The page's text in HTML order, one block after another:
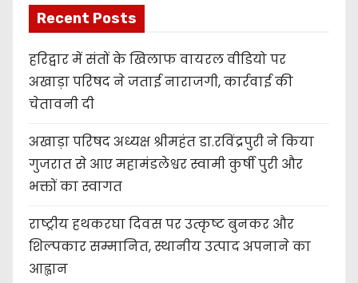
Recent Posts
हरिद्वार में संतों के खिलाफ वायरल वीडियो पर
अखाड़ा परिषद ने जताई नाराजगी, कार्रवाई की
चेतावनी दी
अखाड़ा परिषद अध्यक्ष श्रीमहंत डा.रविंद्रपुरी ने किया
गुजरात से आए महामंडलेश्वर स्वामी कुर्षी पुरी और
भक्तों का स्वागत
राष्ट्रीय हथकरघा दिवस पर उत्कृष्ट बुनकर और
शिल्पकार सम्मानित, स्थानीय उत्पाद अपनाने का
आह्वान